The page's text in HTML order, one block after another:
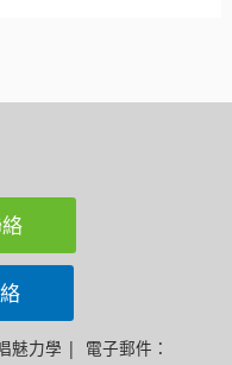
力學 | 電子郵件：